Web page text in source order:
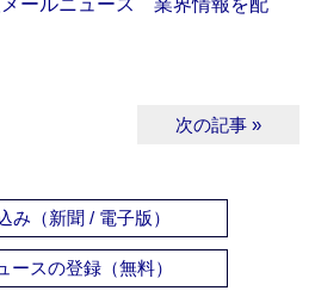
ールニュース 業界情報を配
次の記事 »
み（新聞 / 電子版）
ースの登録（無料）